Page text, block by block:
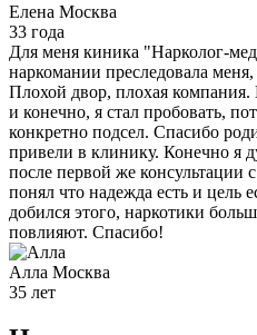
Елена Москва
33 года
Для меня киника "Нарколог-
наркомании преследовала меня,
Плохой двор, плохая
и конечно, я стал пробовать,
конкретно подсел. Спасибо
привели в клинику. Конечно я
после первой же
понял что надежда есть и цель
добился этого, наркотики
повлияют. Спасибо!
Алла Москва
35 лет